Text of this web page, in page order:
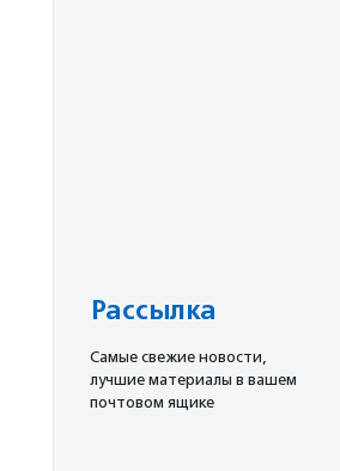
Рассылка
Cамые свежие новости,
лучшие материалы в вашем
почтовом ящике